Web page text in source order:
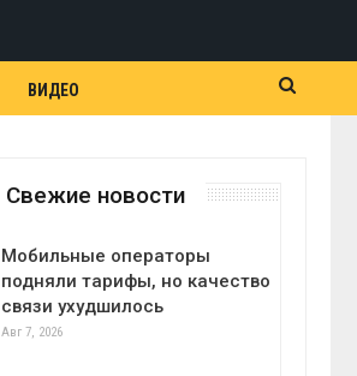
ВИДЕО
Свежие новости
Мобильные операторы
подняли тарифы, но качество
связи ухудшилось
Авг 7, 2026